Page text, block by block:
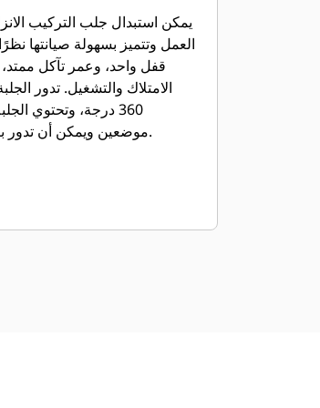
يمكن استبدال جلب التركيب
العمل وتتميز بسهولة صيانتها
قفل واحد، وعمر تآكل ممتد،
الامتلاك والتشغيل. تدور
360 درجة، وتحتوي
موضعين ويمكن أن تدور بزاوية 90 درجة.